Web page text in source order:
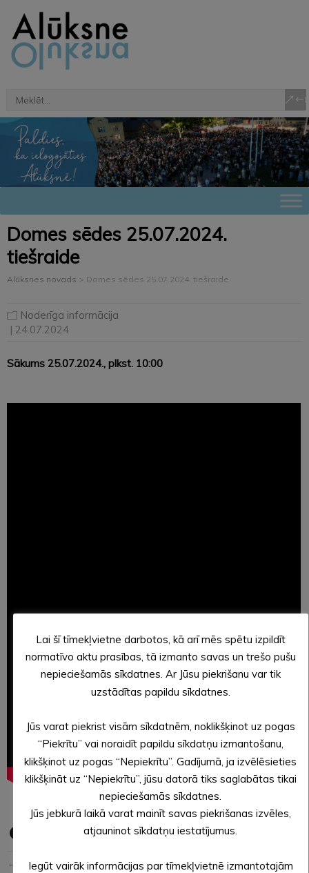
Domes sēdes 25.07.2024.
tiešraide
Alūksnes novads > Domes sēdes 25.07.2024. tiešraide
Noderīga informācija
| 24.07.2024
Sākums 25.07.2024., plkst. 10:00
← Iepriekšējā ziņa Nākošā ziņa →
Lai šī tīmekļvietne darbotos, kā arī mēs spētu izpildīt
normatīvo aktu prasības, tā izmanto savas un trešo pušu
nepieciešamās sīkdatnes. Ar Jūsu piekrišanu var tik
uzstādītas papildu sīkdatnes.
Jūs varat piekrist visām sīkdatnēm, noklikšķinot uz pogas
“Piekrītu” vai noraidīt papildu sīkdatņu izmantošanu,
klikšķinot uz pogas “Nepiekrītu”. Gadījumā, ja izvēlēsieties
klikšķināt uz “Nepiekrītu”, jūsu datorā tiks saglabātas tikai
nepieciešamās sīkdatnes.
Jūs jebkurā laikā varat mainīt savas piekrišanas izvēles,
atjauninot sīkdatņu iestatījumus.
Iegūt vairāk informācijas par tīmekļvietnē izmantotajām